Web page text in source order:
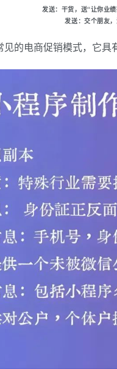
发送： 干货，送“让你业
发送：交个朋友
的电商促销模式，它具